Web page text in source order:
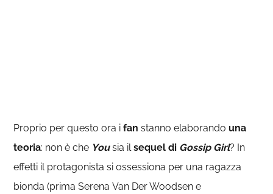
Proprio per questo ora ifan stanno elaborandouna
teoria: non è che Yousia ilsequel di Gossip Girl? In
effetti il protagonista si ossessiona per una ragazza
bionda (prima Serena Van Der Woodsen e